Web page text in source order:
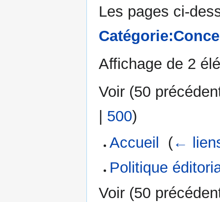
Les pages ci-
Affichage de 2
Voir (50
| 500)
Accueil
(←
Politique
Voir (50